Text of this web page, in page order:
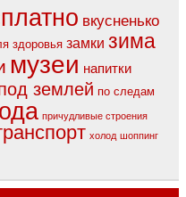
вкусненько
здоровья замки зима
музеи напитки
землей по следам
причудливые строения
холод шоппинг